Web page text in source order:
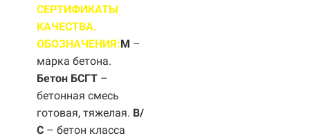
СЕРТИФИКАТЫ
КАЧЕСТВА.
ОБОЗНАЧЕНИЯ:М –
марка бетона.
Бетон БСГТ –
бетонная смесь
готовая, тяжелая. B/
С – бетон класса